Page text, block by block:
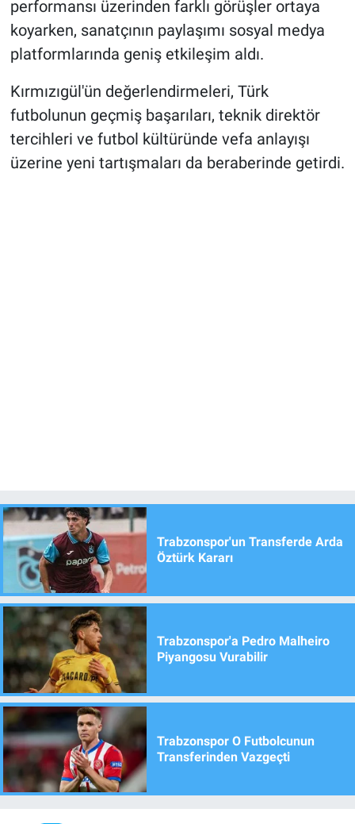
performansı üzerinden farklı görüşler ortaya
koyarken, sanatçının paylaşımı sosyal medya
platformlarında geniş etkileşim aldı.
Kırmızıgül'ün değerlendirmeleri, Türk
futbolunun geçmiş başarıları, teknik direktör
tercihleri ve futbol kültüründe vefa anlayışı
üzerine yeni tartışmaları da beraberinde getirdi.
Trabzonspor'un Transferde Arda
Öztürk Kararı
Trabzonspor'a Pedro Malheiro
Piyangosu Vurabilir
Trabzonspor O Futbolcunun
Transferinden Vazgeçti